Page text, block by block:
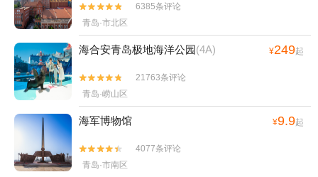


6385条评论
青岛·市北区
海合安青岛极地海洋公园(4A) ¥249起


21763条评论
青岛·崂山区
海军博物馆 ¥9.9起


4077条评论
青岛·市南区